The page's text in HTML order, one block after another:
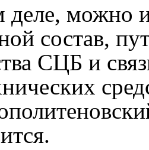
деле, можно
состав,
СЦБ и